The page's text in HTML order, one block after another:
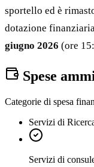
sportello ed è
dotazione
giugno 2026 (ore
Spese
Categorie di spesa
Servizi di
Servizi di